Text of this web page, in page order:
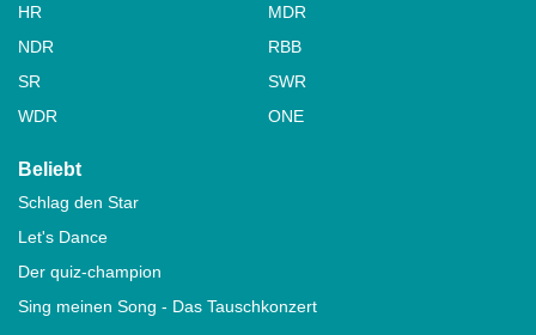
HR
MDR
NDR
RBB
SR
SWR
WDR
ONE
Beliebt
Schlag den Star
Let's Dance
Der quiz-champion
Sing meinen Song - Das Tauschkonzert